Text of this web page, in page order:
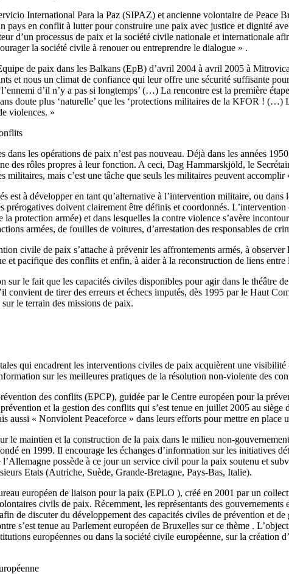
International Para la Paz (SIPAZ) et ancienne volontaire de
pays en conflit à lutter pour construire une paix avec justice et dignité
d’un processus de paix et la société civile nationale et internationale
la société civile à renouer ou entreprendre le dialogue » .
de paix dans les Balkans (EpB) d’avril 2004 à avril 2005 à
et nous un climat de confiance qui leur offre une sécurité suffisante
d’il n’y a pas si longtemps’ (…) La rencontre est la première
doute plus ‘naturelle’ que les ‘protections militaires de la KFOR ! (…)
violences. »
dans les opérations de paix n’est pas nouveau. Déjà dans les années
des rôles propres à leur fonction. A ceci, Dag Hammarskjöld, le
militaires, mais c’est une tâche que seuls les militaires peuvent accomplir
est à développer en tant qu’alternative à l’intervention militaire, ou
prérogatives doivent clairement être définis et coordonnés.
la protection armée) et dans lesquelles la contre violence s’avère
armées, de fouilles de voitures, d’arrestation des responsables de
civile de paix s’attache à prévenir les affrontements armés, à
et pacifique des conflits et enfin, à aider à la reconstruction de liens
sur le fait que les capacités civiles disponibles pour agir dans le théâtre
convient de tirer des erreurs et échecs imputés, dès 1995 par le Haut
le terrain des missions de paix.
qui encadrent les interventions civiles de paix acquièrent une
sur les meilleures pratiques de la résolution non-violente des
des conflits (EPCP), guidée par le Centre européen pour la
et la gestion des conflits qui s’est tenue en juillet 2005 au
aussi « Nonviolent Peaceforce » dans leurs efforts pour mettre en
le maintien et la construction de la paix dans le milieu non-
en 1999. Il encourage les échanges d’information sur les initiatives
possède à ce jour un service civil pour la paix soutenu et
Etats (Autriche, Suède, Grande-Bretagne, Pays-Bas, Italie).
européen de liaison pour la paix (EPLO ), créé en 2001 par un
civils de paix. Récemment, les représentants des
de discuter du développement des capacités civiles de prévention et
s’est tenue au Parlement européen de Bruxelles sur ce thème .
européennes ou dans la société civile européenne, sur la